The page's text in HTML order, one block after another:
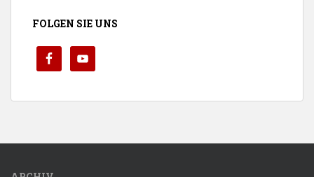
FOLGEN SIE UNS